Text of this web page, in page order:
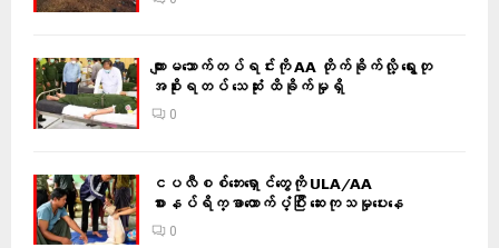
ကျားမသောက်တပ်ရင်းကို AA တိုက်ခိုက်လို့ ရွေးတု
အစိုးရတပ် သေဆုံး ထိခိုက်မှုရှိ
0
ငပလီစစ်ဘေးရှောင်တွေကို ULA/AA
စားနပ်ရိက္ခာထောက်ပံ့ပြီး ဆေးကုသမှုပေးနေ
0